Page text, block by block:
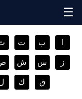
☰
ب ت
ز س ش
ق ك